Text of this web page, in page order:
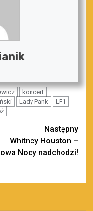
koncert
Lady Pank
LP1
Następny
Whitney Houston –
Nocy nadchodzi!